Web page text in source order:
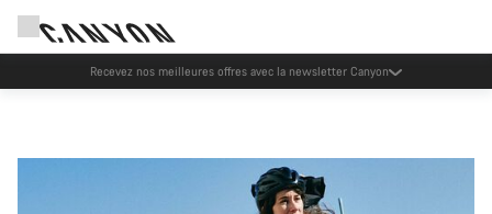
Événements Canyon